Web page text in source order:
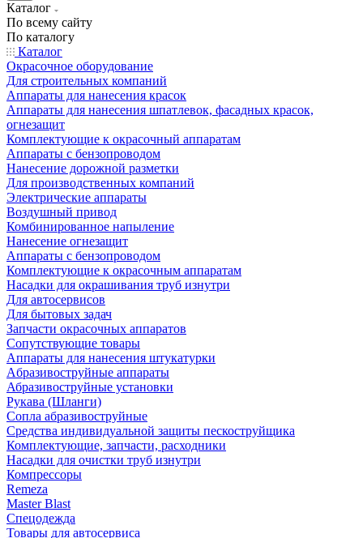
Каталог
По всему сайту
По каталогу
Каталог
Окрасочное оборудование
Для строительных компаний
Аппараты для нанесения красок
Аппараты для нанесения шпатлевок, фасадных красок,
огнезащит
Комплектующие к окрасочный аппаратам
Аппараты с бензопроводом
Нанесение дорожной разметки
Для производственных компаний
Электрические аппараты
Воздушный привод
Комбинированное напыление
Нанесение огнезащит
Аппараты с бензопроводом
Комплектующие к окрасочным аппаратам
Насадки для окрашивания труб изнутри
Для автосервисов
Для бытовых задач
Запчасти окрасочных аппаратов
Сопутствующие товары
Аппараты для нанесения штукатурки
Aбразивоструйные аппараты
Абразивоструйные установки
Рукава (Шланги)
Сопла абразивоструйные
Средства индивидуальной защиты пескоструйщика
Комплектующие, запчасти, расходники
Насадки для очистки труб изнутри
Компрессоры
Remeza
Master Blast
Спецодежда
Товары для автосервиса